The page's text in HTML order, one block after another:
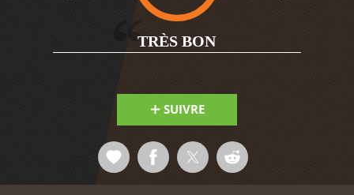
TRÈS BON
SUIVRE